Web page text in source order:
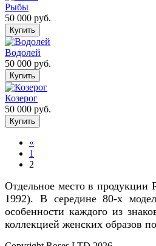
Рыбы
50 000 руб.
Водолей
50 000 руб.
Козерог
50 000 руб.
«
1
2
Отдельное место в продукции
1992). В середине 80-х
особенности каждого из
коллекцией женских образов